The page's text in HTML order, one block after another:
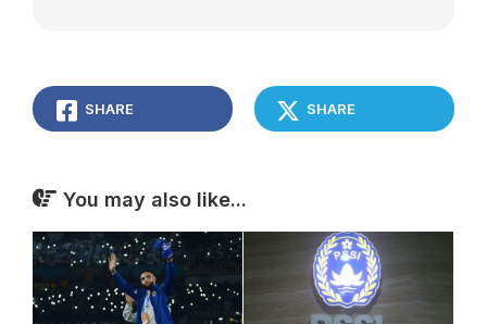
SHARE SHARE
You may also like...